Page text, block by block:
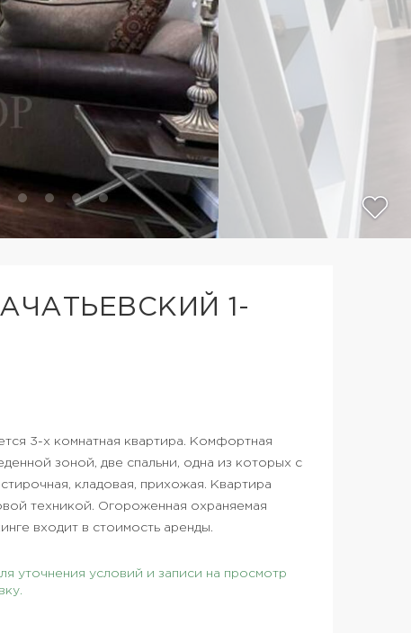
1-
3-х комнатная квартира. Комфортная
зоной, две спальни, одна из которых с
кладовая, прихожая. Квартира
техникой. Огороженная охраняемая
входит в стоимость аренды.
уточнения условий и записи на просмотр